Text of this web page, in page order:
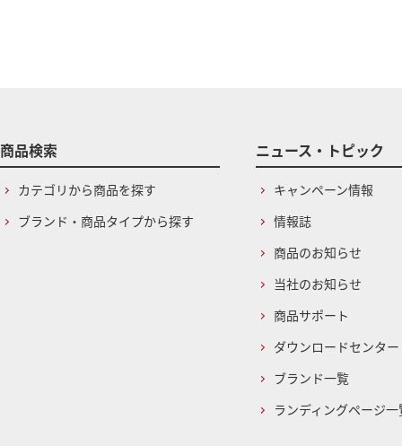
商品検索
カテゴリから商品を探す
ブランド・商品タイプから探す
ニュース・トピック
キャンペーン情報
情報誌
商品のお知らせ
当社のお知らせ
商品サポート
ダウンロードセンター
ブランド一覧
ランディングページ一